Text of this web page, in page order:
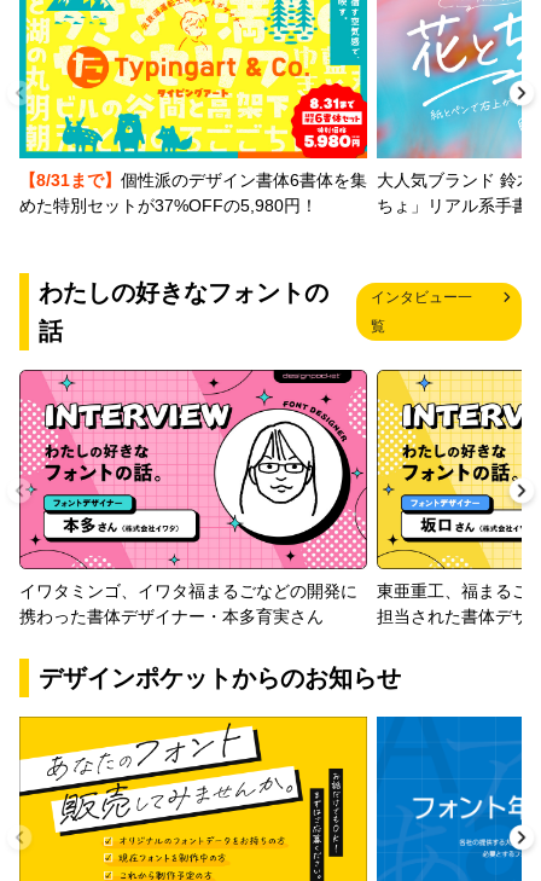
ウインクスL4＋JTCウインS4
ウインクスL7＋JTCウインS7
ウインクスL10＋JTCウインS10
ウインクスS7＋JTCウインS7
ウインクスS10＋JTCウインS10
コミクスM2＋JTCウインS1
セイビ楷書
【8/31まで】 個性派のデザイン書体6書体を集
めた特別セットが37%OFFの5,980円！
大人気ブランド 鈴木
ちょ」リアル系手書
わたしの好きなフォントの
話
インタビュー一
覧
イワタミンゴ、イワタ福まるごなどの開発に
携わった書体デザイナー・本多育実さん
東亜重工、福まるご
担当された書体デザ
デザインポケットからのお知らせ